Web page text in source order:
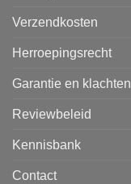
Verzendkosten
Herroepingsrecht
Garantie en klachten
Reviewbeleid
Kennisbank
Contact